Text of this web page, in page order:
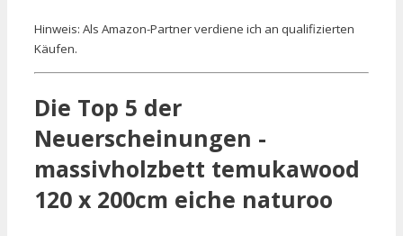
Hinweis: Als Amazon-Partner verdiene ich an qualifizierten
Käufen.
Die Top 5 der
Neuerscheinungen -
massivholzbett temukawood
120 x 200cm eiche naturoo